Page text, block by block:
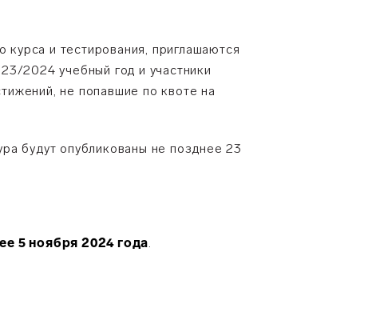
и тестирования, приглашаются
2024 учебный год и участники
не попавшие по квоте на
будут опубликованы не позднее 23
5 ноября 2024 года.